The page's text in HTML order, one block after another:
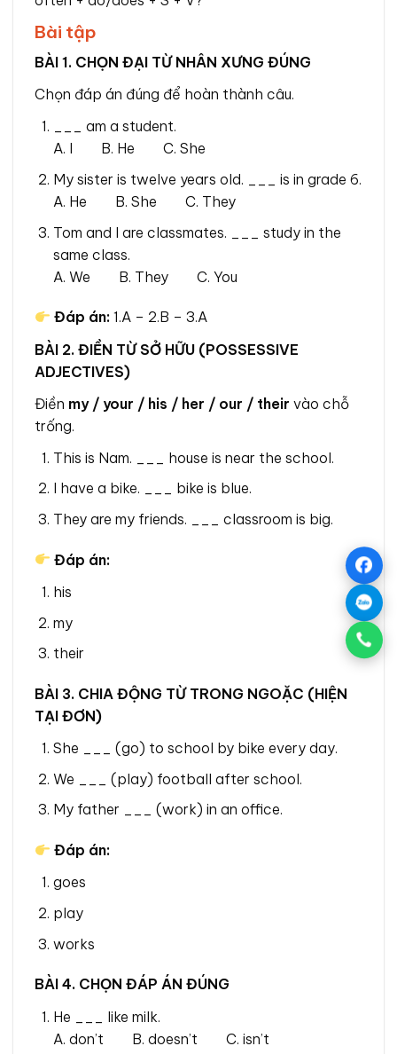
Bài tập
BÀI 1. CHỌN ĐẠI TỪ NHÂN XƯNG ĐÚNG
Chọn đáp án đúng để hoàn thành câu.
___ am a student.
A. I B. He C. She
My sister is twelve years old. ___ is in grade 6.
A. He B. She C. They
Tom and I are classmates. ___ study in the
same class.
A. We B. They C. You
Đáp án: 1.A – 2.B – 3.A
BÀI 2. ĐIỀN TỪ SỞ HỮU (POSSESSIVE
ADJECTIVES)
Điền my / your / his / her / our / their vào chỗ
trống.
This is Nam. ___ house is near the school.
I have a bike. ___ bike is blue.
They are my friends. ___ classroom is big.
Đáp án:
his
my
their
BÀI 3. CHIA ĐỘNG TỪ TRONG NGOẶC (HIỆN
TẠI ĐƠN)
She ___ (go) to school by bike every day.
We ___ (play) football after school.
My father ___ (work) in an office.
Đáp án:
goes
play
works
BÀI 4. CHỌN ĐÁP ÁN ĐÚNG
He ___ like milk.
A. don’t B. doesn’t C. isn’t